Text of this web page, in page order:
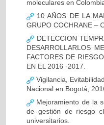
moleculares en
10 AÑOS DE LA
GRUPO COCHRANE –
DETECCION
DESARROLLARLOS
FACTORES DE
EN EL 2016 -2017.
Vigilancia,
Nacional en Bogotá,
Mejoramiento de la
de gestión de riesgo
universitarios.